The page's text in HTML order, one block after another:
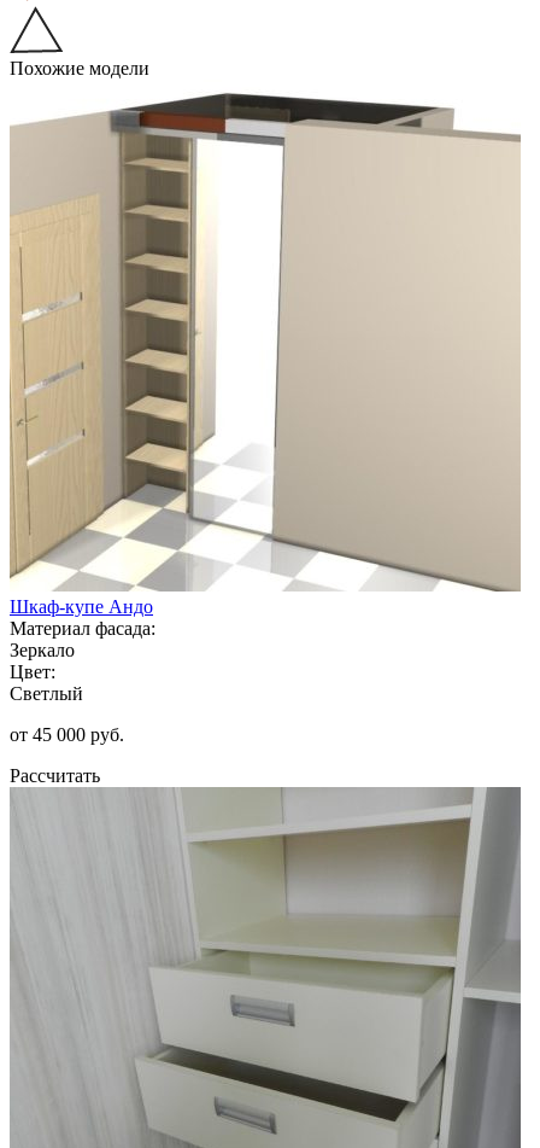
Похожие модели
Шкаф-купе Андо
Материал фасада:
Зеркало
Цвет:
Светлый
от 45 000 руб.
Рассчитать